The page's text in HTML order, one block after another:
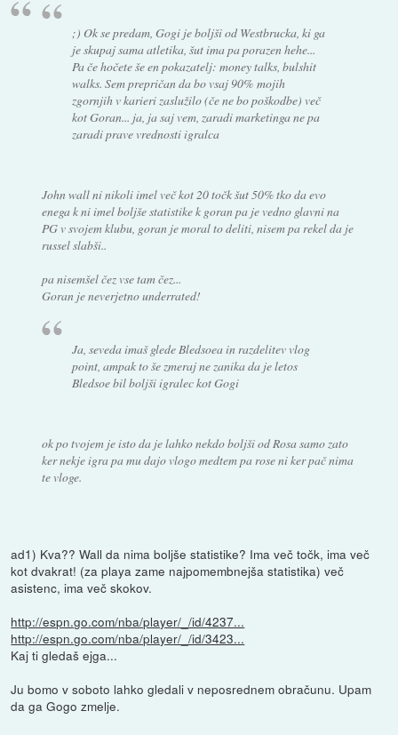
;) Ok se predam, Gogi je boljši od Westbrucka, ki ga
je skupaj sama atletika, šut ima pa porazen hehe...
Pa če hočete še en pokazatelj: money talks, bulshit
walks. Sem prepričan da bo vsaj 90% mojih
zgornjih v karieri zaslužilo (če ne bo poškodbe) več
kot Goran... ja, ja saj vem, zaradi marketinga ne pa
zaradi prave vrednosti igralca
John wall ni nikoli imel več kot 20 točk šut 50% tko da evo
enega k ni imel boljše statistike k goran pa je vedno glavni na
PG v svojem klubu, goran je moral to deliti, nisem pa rekel da je
russel slabši..
pa nisemšel čez vse tam čez...
Goran je neverjetno underrated!
Ja, seveda imaš glede Bledsoea in razdelitev vlog
point, ampak to še zmeraj ne zanika da je letos
Bledsoe bil boljši igralec kot Gogi
ok po tvojem je isto da je lahko nekdo boljši od Rosa samo zato
ker nekje igra pa mu dajo vlogo medtem pa rose ni ker pač nima
te vloge.
ad1) Kva?? Wall da nima boljše statistike? Ima več točk, ima več
kot dvakrat! (za playa zame najpomembnejša statistika) več
asistenc, ima več skokov.
http://espn.go.com/nba/player/_/id/4237...
http://espn.go.com/nba/player/_/id/3423...
Kaj ti gledaš ejga...
Ju bomo v soboto lahko gledali v neposrednem obračunu. Upam
da ga Gogo zmelje.